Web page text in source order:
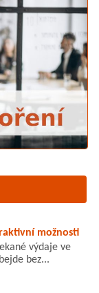
možnosti
výdaje ve
bez...